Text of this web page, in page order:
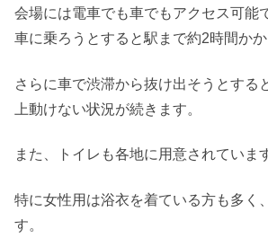
会場には電車でも車でもアクセス可能
車に乗ろうとすると駅まで約2時間かか
さらに車で渋滞から抜け出そうとする
上動けない状況が続きます。
また、トイレも各地に用意されていま
特に女性用は浴衣を着ている方も多く
す。